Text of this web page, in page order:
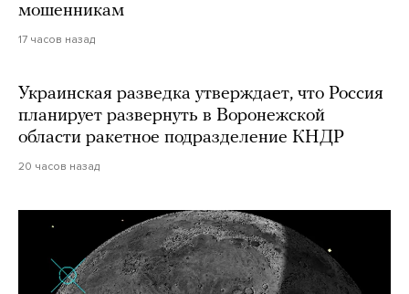
мошенникам
17 часов назад
Украинская разведка утверждает, что Россия
планирует развернуть в Воронежской
области ракетное подразделение КНДР
20 часов назад